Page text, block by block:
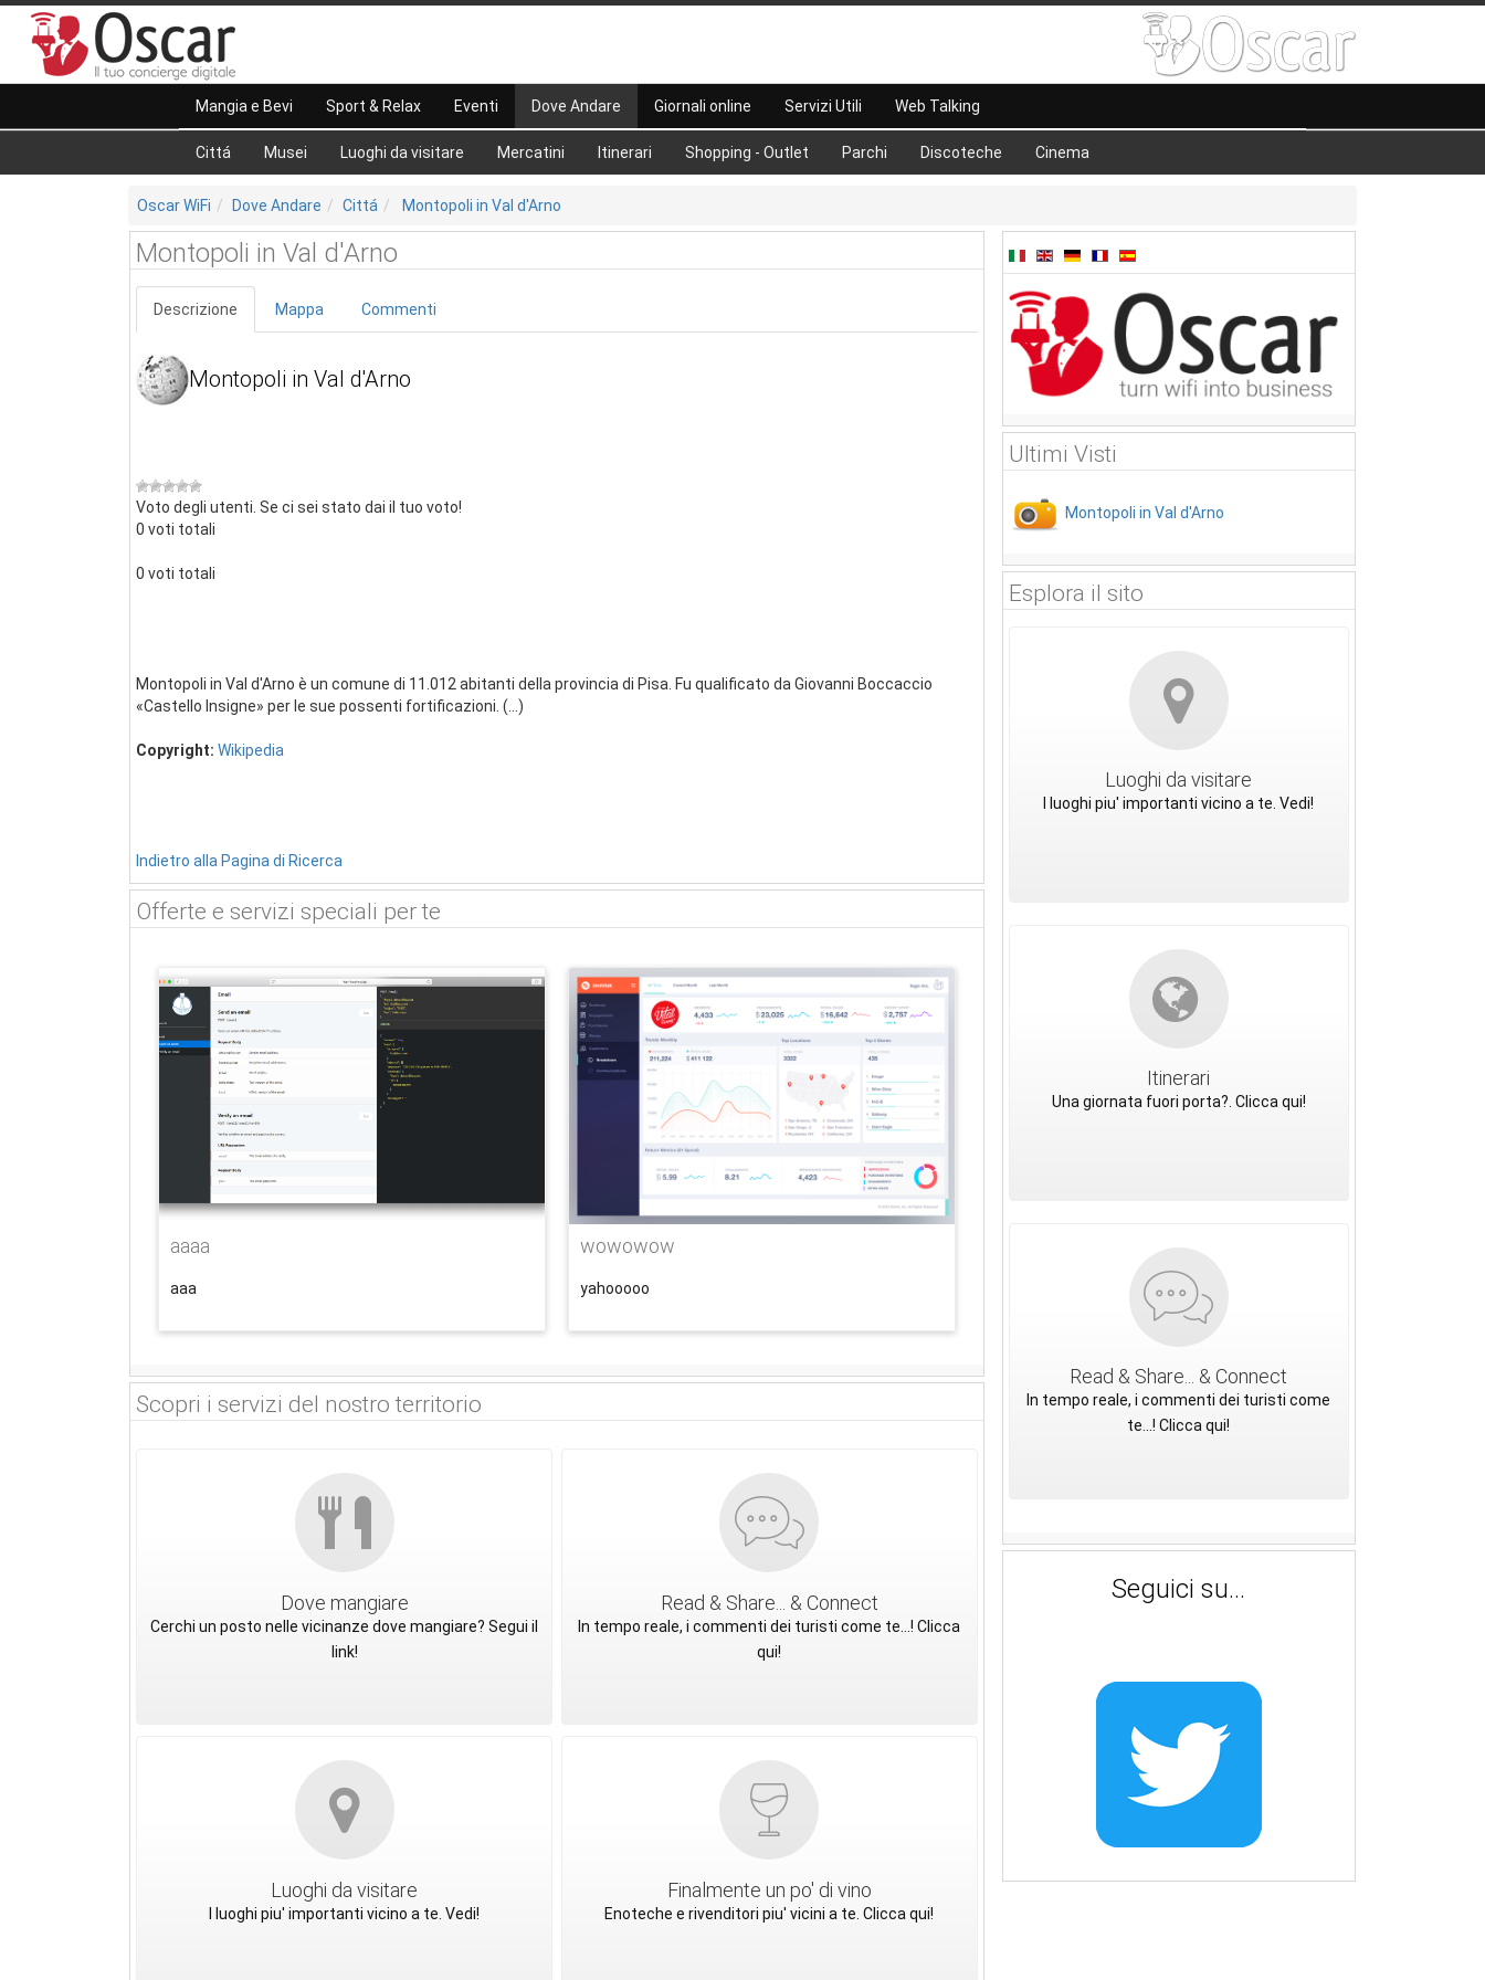
Mangia e Bevi Sport & Relax Eventi Dove Andare
Cittá Musei Luoghi da visitare Mercatini Itinerari Shopping - Outlet Parchi Discoteche Cinema
Giornali online Servizi Utili Web Talking
Oscar WiFi Dove Andare Cittá Montopoli in Val d'Arno
Montopoli in Val d'Arno
Descrizione Mappa Commenti
Montopoli in Val d'Arno
Voto degli utenti. Se ci sei stato dai il tuo voto!
0 voti totali
0 voti totali
Montopoli in Val d'Arno è un comune di 11.012 abitanti della provincia di Pisa. Fu qualificato da Giovanni Boccaccio
«Castello Insigne» per le sue possenti fortificazioni. (...)
Copyright: Wikipedia
Indietro alla Pagina di Ricerca
Offerte e servizi speciali per te
aaaa
aaa
wowowow
yahooooo
Scopri i servizi del nostro territorio
Dove mangiare
Cerchi un posto nelle vicinanze dove mangiare? Segui il
link!
Read & Share... & Connect
In tempo reale, i commenti dei turisti come te...! Clicca
qui!
Luoghi da visitare
I luoghi piu' importanti vicino a te. Vedi!
Finalmente un po' di vino
Enoteche e rivenditori piu' vicini a te. Clicca qui!
Ultimi Visti
Montopoli in Val d'Arno
Esplora il sito
Luoghi da visitare
I luoghi piu' importanti vicino a te. Vedi!
Itinerari
Una giornata fuori porta?. Clicca qui!
Read & Share... & Connect
In tempo reale, i commenti dei turisti come
te...! Clicca qui!
Seguici su...